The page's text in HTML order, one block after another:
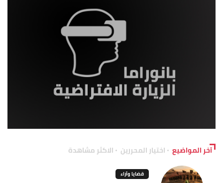
آخر المواضيع اختيار المحررين الاكثر مشاهدة
قضايا وآراء